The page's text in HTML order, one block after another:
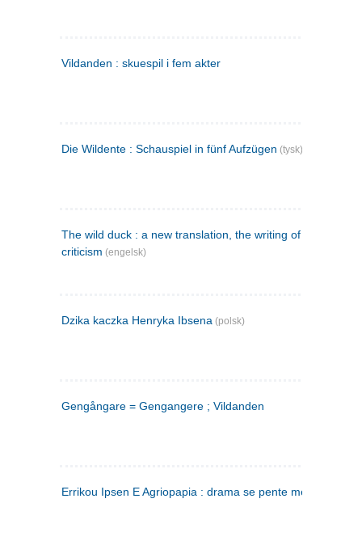
Vildanden : skuespil i fem akter
Die Wildente : Schauspiel in fünf Aufzügen (tysk)
The wild duck : a new translation, the writing of the play,
criticism (engelsk)
Dzika kaczka Henryka Ibsena (polsk)
Gengångare = Gengangere ; Vildanden
Errikou Ipsen E Agriopapia : drama se pente mere